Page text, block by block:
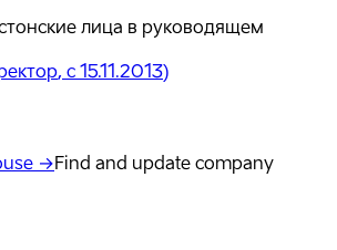
лица в руководящем
, с 15.11.2013)
→Find and update company